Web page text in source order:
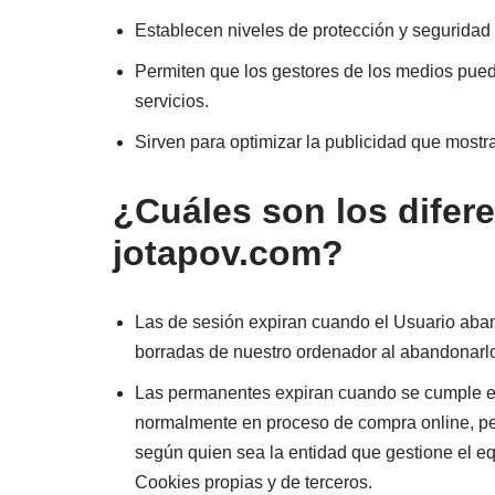
Establecen niveles de protección y
Permiten que los gestores de los medios
servicios.
Sirven para optimizar la publicidad que
¿Cuáles son los
jotapov.com?
Las de sesión expiran cuando el Usuario
borradas de nuestro ordenador al
Las permanentes expiran cuando se cumple
normalmente en proceso de compra online,
según quien sea la entidad que gestione el
Cookies propias y de terceros.